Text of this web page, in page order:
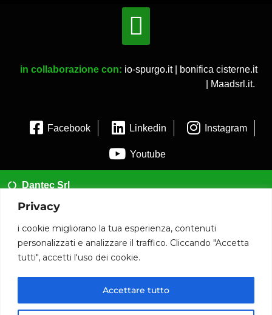
Privacy
i cookie migliorano la tua esperienza, contenuti
personalizzati e analizzare il traffico. Cliccando "Accetta
tutti", accetti l'uso dei cookie.
Accettare tutto
in collaborazione con: io-spurgo.it|
bonifica cisterne.it
Maadsrl.it.
Facebook Linkedin Instagram
Youtube
Dantec Srl
02 35954173
info@dantec.it
Via San Francesco 20 20826 Misinto (MB)